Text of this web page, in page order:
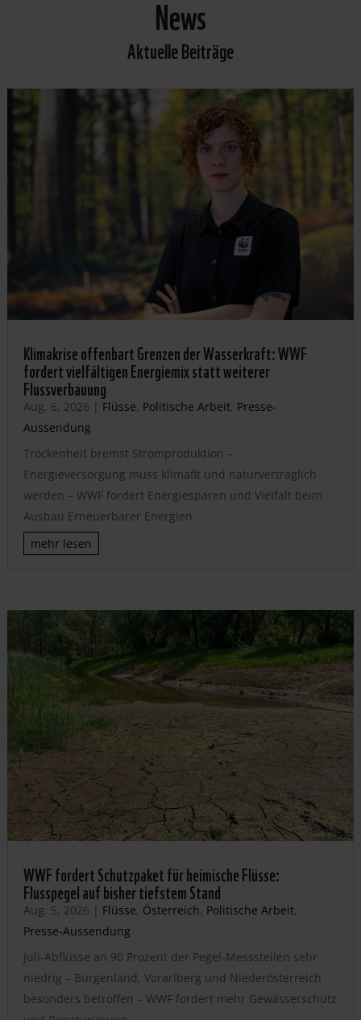
News
Aktuelle Beiträge
Klimakrise offenbart Grenzen der Wasserkraft: WWF
fordert vielfältigen Energiemix statt weiterer
Flussverbauung
Aug. 6, 2026 | Flüsse, Politische Arbeit, Presse-
Aussendung
Trockenheit bremst Stromproduktion –
Energieversorgung muss klimafit und naturverträglich
werden – WWF fordert Energiesparen und Vielfalt beim
Ausbau Erneuerbarer Energien
mehr lesen
WWF fordert Schutzpaket für heimische Flüsse:
Flusspegel auf bisher tiefstem Stand
Aug. 5, 2026 | Flüsse, Österreich, Politische Arbeit,
Presse-Aussendung
Juli-Abflüsse an 90 Prozent der Pegel-Messstellen sehr
niedrig – Burgenland, Vorarlberg und Niederösterreich
besonders betroffen – WWF fordert mehr Gewässerschutz